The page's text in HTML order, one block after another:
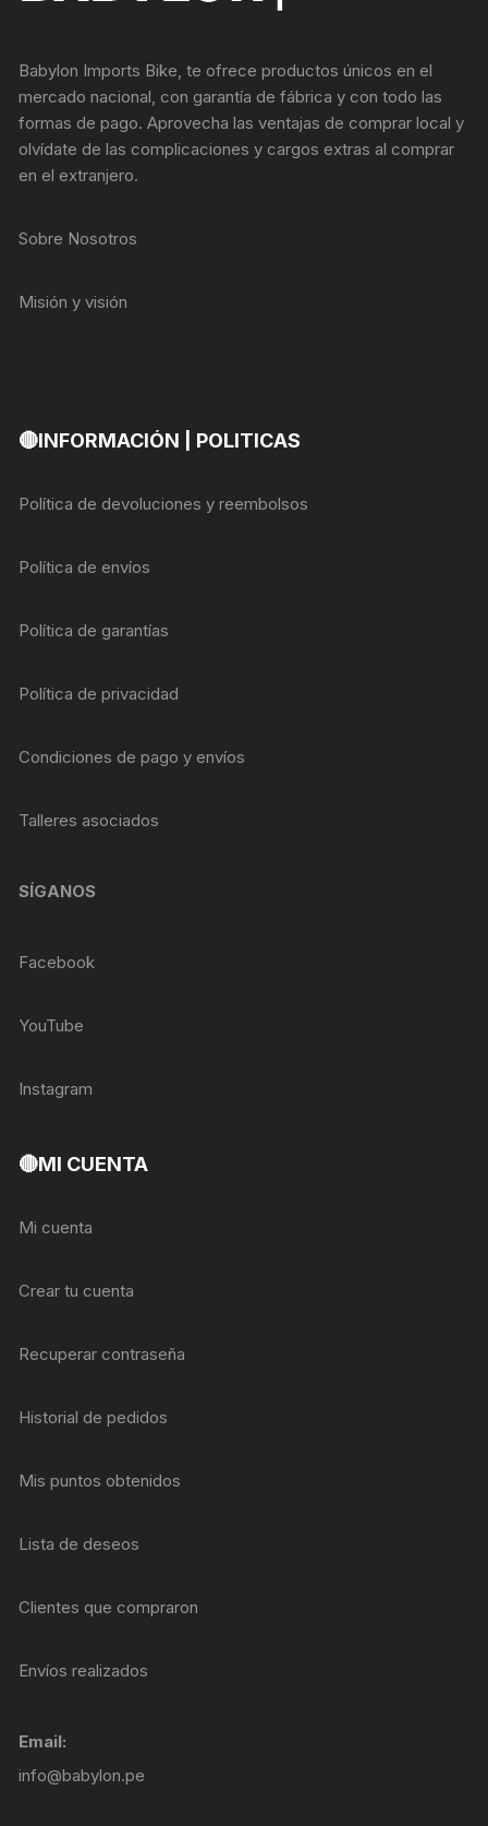
Babylon Imports Bike, te ofrece productos únicos en el
mercado nacional, con garantía de fábrica y con todo las
formas de pago. Aprovecha las ventajas de comprar local y
olvídate de las complicaciones y cargos extras al comprar
en el extranjero.
Sobre Nosotros
Misión y visión
🔴INFORMACIÓN | POLITICAS
Política de devoluciones y reembolsos
Política de envíos
Política de garantías
Política de privacidad
Condiciones de pago y envíos
Talleres asociados
SÍGANOS
Facebook
YouTube
Instagram
🔴MI CUENTA
Mi cuenta
Crear tu cuenta
Recuperar contraseña
Historial de pedidos
Mis puntos obtenidos
Lista de deseos
Clientes que compraron
Envíos realizados
Email:
info@babylon.pe